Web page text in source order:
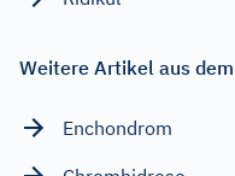
Weitere Artikel aus
Enchondrom